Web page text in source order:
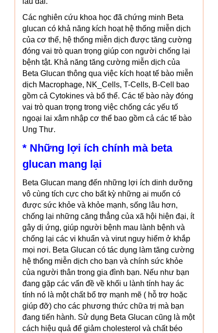
Các nghiên cứu khoa học đã chứng minh Beta
glucan có khả năng kích hoạt hệ thống miễn dịch
của cơ thể, hệ thống miễn dịch được tăng cường
đóng vai trò quan trọng giúp con người chống lại
bệnh tật. Khả năng tăng cường miễn dịch của
Beta Glucan thông qua việc kích hoạt tế bào miễn
dịch Macrophage, NK_Cells, T-Cells, B-Cell bao
gồm cả Cytokines và bổ thể. Các tế bào này đóng
vai trò quan trọng trong việc chống các yếu tố
ngoại lai xâm nhập cơ thể bao gồm cả các tế bào
Ung Thư.
* Những lợi ích chính mà beta
glucan mang lại
Beta Glucan mang đến những lợi ích dinh dưỡng
vô cùng tích cực cho bất kỳ những ai muốn có
được sức khỏe và khỏe mạnh, sống lâu hơn,
chống lại những căng thẳng của xã hội hiện đại, ít
gây dị ứng, giúp người bệnh mau lành bệnh và
chống lại các vi khuẩn và virut nguy hiểm ở khắp
mọi nơi. Beta Glucan có tác dụng làm tăng cường
hệ thống miễn dịch cho bạn và chính sức khỏe
của người thân trong gia đình bạn. Nếu như bạn
đang gặp các vấn đề về khối u lành tính hay ác
tính nó là một chất bổ trợ mạnh mẽ ( hỗ trợ hoặc
giúp đỡ) cho các phương thức chữa trị mà bạn
đang tiến hành. Sử dụng Beta Glucan cũng là một
cách hiệu quả để giảm cholesterol và chất béo